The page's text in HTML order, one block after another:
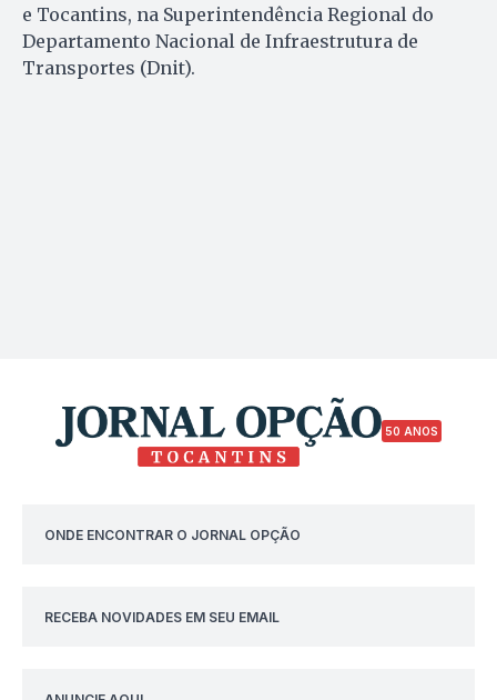
e Tocantins, na Superintendência Regional do
Departamento Nacional de Infraestrutura de
Transportes (Dnit).
50 ANOS
ONDE ENCONTRAR O JORNAL OPÇÃO
RECEBA NOVIDADES EM SEU EMAIL